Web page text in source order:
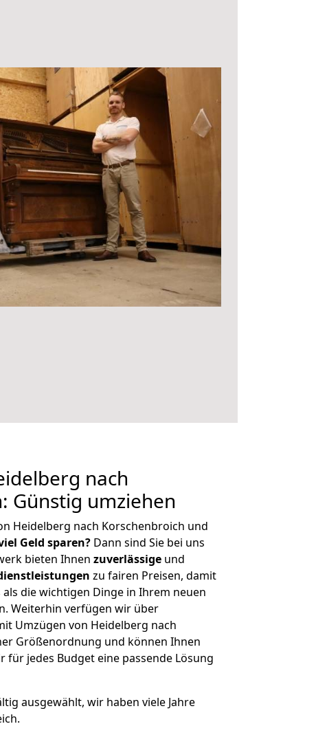
nach
Günstig umziehen
Heidelberg nach Korschenbroich und
Geld sparen? Dann sind Sie bei uns
bieten Ihnen zuverlässige und
zu fairen Preisen, damit
die wichtigen Dinge in Ihrem neuen
Weiterhin verfügen wir über
Umzügen von Heidelberg nach
Größenordnung und können Ihnen
für jedes Budget eine passende Lösung
ausgewählt, wir haben viele Jahre